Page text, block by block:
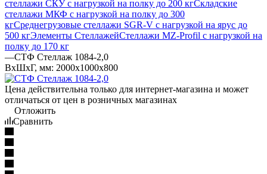
стеллажи СКУ с нагрузкой на полку до 200 кгСкладские
стеллажи МКФ с нагрузкой на полку до 300
кгСреднегрузовые стеллажи SGR-V с нагрузкой на ярус до
500 кгЭлементы СтеллажейСтеллажи MZ-Profil с нагрузкой на
полку до 170 кг
—СТФ Стеллаж 1084-2,0
ВхШхГ, мм: 2000x1000x800
Цена действительна только для интернет-магазина и может
отличаться от цен в розничных магазинах
Отложить
Сравнить